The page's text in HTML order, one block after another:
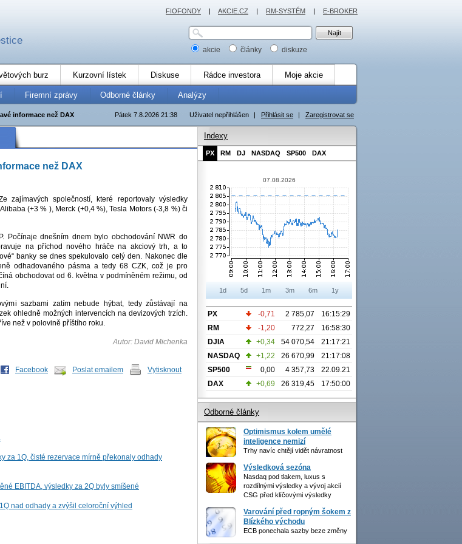
akcie články diskuze
burz Kurzovní lístek Diskuse Rádce investora Moje akcie
Firemní zprávy Odborné články Analýzy
Uživatel nepřihlášen | Přihlásit se | Zaregistrovat se
Pátek 7.8.2026 21:38
informace než DAX
než DAX
zajímavých společností, které reportovaly výsledky
(+3 % ), Merck (+0,4 %), Tesla Motors (-3,8 %) či
Počínaje dnešním dnem bylo obchodování NWR do
na příchod nového hráče na akciový trh, a to
banky se dnes spekulovalo celý den. Nakonec dle
odhadovaného pásma a tedy 68 CZK, což je pro
obchodovat od 6. května v podmíněném režimu, od
sazbami zatím nebude hýbat, tedy zůstávají na
ohledně možných intervencích na devizových trzích.
než v polovině příštího roku.
Autor: David Michenka
Facebook Poslat emailem Vytisknout
za 1Q, čisté rezervace mírně překonaly odhady
EBITDA, výsledky za 2Q byly smíšené
nad odhady a zvýšil celoroční výhled
Indexy
PX RM DJ NASDAQ SP500 DAX
07.08.2026
1d 5d 1m 3m 6m 1y
PX -0,71 2 785,07
16:15:29
RM
-1,20 772,27
16:58:30
DJIA
+0,34 54 070,54
21:17:21
NASDAQ
+1,22 26 670,99
21:17:08
SP500
0,00 4 357,73
22.09.21
DAX
+0,69 26 319,45 17:50:00
Odborné články
Optimismus kolem umělé
inteligence nemizí
Trhy navíc chtějí vidět návratnost
Výsledková sezóna
Nasdaq pod tlakem, luxus s
rozdílnými výsledky a vývoj akcií
CSG před klíčovými výsledky
Varování před ropným šokem z
Blízkého východu
ECB ponechala sazby beze změny
FIOFONDY | AKCIE.CZ | RM-SYSTÉM | E-BROKER